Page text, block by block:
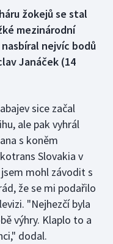
žokejů se stal
mezinárodní
nejvíc bodů
Janáček (14
sice začal
ale pak vyhrál
s koněm
Slovakia v
mohl závodit s
že se mi podařilo
"Nejhezčí byla
výhry. Klaplo to a
dodal.